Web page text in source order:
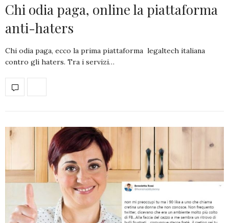
Chi odia paga, online la piattaforma
anti-haters
Chi odia paga, ecco la prima piattaforma legaltech italiana
contro gli haters. Tra i servizi…